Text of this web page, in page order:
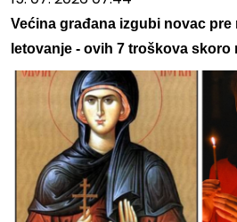
Većina građana izgubi novac
letovanje - ovih 7 troškova skoro